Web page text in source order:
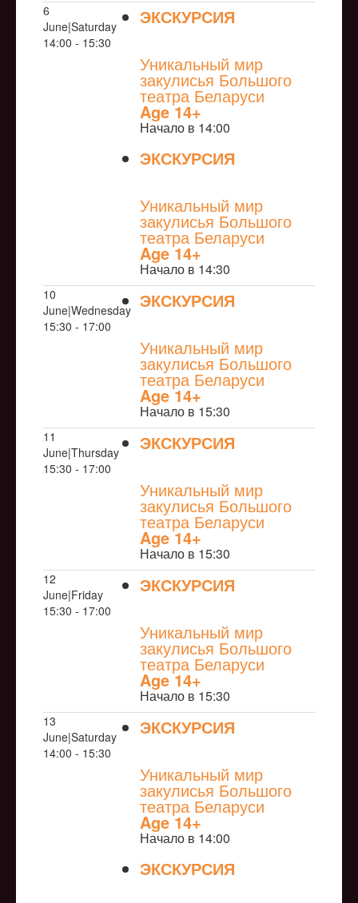
6
June|Saturday
14:00 - 15:30
ЭКСКУРСИЯ
Уникальный мир
закулисья Большого
театра Беларуси
Age 14+
Начало в 14:00
ЭКСКУРСИЯ
Уникальный мир
закулисья Большого
театра Беларуси
Age 14+
Начало в 14:30
10
June|Wednesday
15:30 - 17:00
ЭКСКУРСИЯ
Уникальный мир
закулисья Большого
театра Беларуси
Age 14+
Начало в 15:30
11
June|Thursday
15:30 - 17:00
ЭКСКУРСИЯ
Уникальный мир
закулисья Большого
театра Беларуси
Age 14+
Начало в 15:30
12
June|Friday
15:30 - 17:00
ЭКСКУРСИЯ
Уникальный мир
закулисья Большого
театра Беларуси
Age 14+
Начало в 15:30
13
June|Saturday
14:00 - 15:30
ЭКСКУРСИЯ
Уникальный мир
закулисья Большого
театра Беларуси
Age 14+
Начало в 14:00
ЭКСКУРСИЯ